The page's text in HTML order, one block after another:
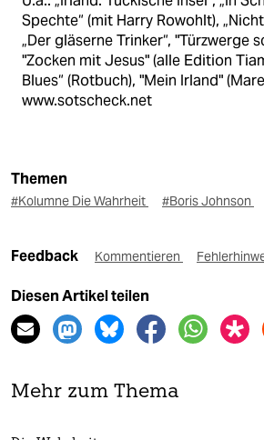
Spechte“ (mit Harry Rowohlt),
„Der gläserne Trinker“, "Türzwerge
"Zocken mit Jesus" (alle Edition
Blues“ (Rotbuch), "Mein Irland"
www.sotscheck.net
Themen
#Kolumne Die Wahrheit #Boris Johnson
Feedback Kommentieren
Diesen Artikel teilen
Mehr zum Thema